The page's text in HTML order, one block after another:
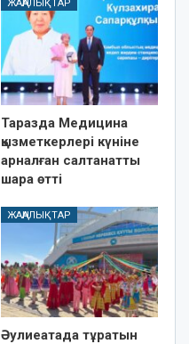
ЖАҢАЛЫҚТАР
Таразда Медицина
қызметкерлері күніне
арналған салтанатты
шара өтті
ЖАҢАЛЫҚТАР
Әулиеатада тұратын